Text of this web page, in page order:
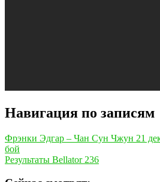
Навигация по записям
Фрэнки Эдгар – Чан Сун Чжун 21
бой
Результаты Bellator 236